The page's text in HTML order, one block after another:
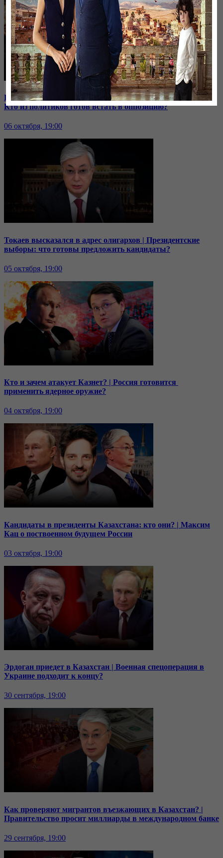
В Иране к протестующим присоединились школьницы |
Кто из политиков готов встать в оппозицию?
06 октября, 19:00
Токаев высказался в адрес олигархов | Президентские
выборы: что готовы предложить кандидаты?
05 октября, 19:00
Кто и зачем атакует Казнет? | Россия готовится
применить ядерное оружие?
04 октября, 19:00
Кандидаты в президенты Казахстана: кто они? | Максим
Кац о поствоенном будущем России
03 октября, 19:00
Эрдоган приедет в Казахстан | Военная спецоперация в
Украине подходит к концу?
30 сентября, 19:00
Как проверяют мигрантов въезжающих в Казахстан? |
Правительство просит миллиарды в международном банке
29 сентября, 19:00